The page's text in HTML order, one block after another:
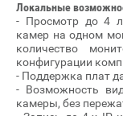
Локальные
- Просмотр до 4
камер на одном
количество
конфигурации
- Поддержка плат
- Возможность
камеры, без